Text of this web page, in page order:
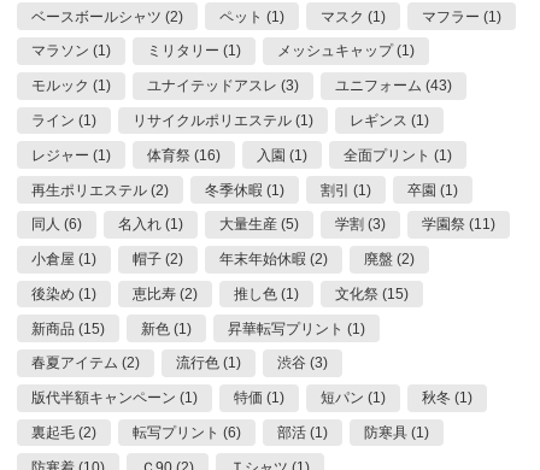
ベースボールシャツ (2) ペット (1) マスク (1) マフラー (1)
マラソン (1) ミリタリー (1) メッシュキャップ (1)
モルック (1) ユナイテッドアスレ (3) ユニフォーム (43)
ライン (1) リサイクルポリエステル (1) レギンス (1)
レジャー (1) 体育祭 (16) 入園 (1) 全面プリント (1)
再生ポリエステル (2) 冬季休暇 (1) 割引 (1) 卒園 (1)
同人 (6) 名入れ (1) 大量生産 (5) 学割 (3) 学園祭 (11)
小倉屋 (1) 帽子 (2) 年末年始休暇 (2) 廃盤 (2)
後染め (1) 恵比寿 (2) 推し色 (1) 文化祭 (15)
新商品 (15) 新色 (1) 昇華転写プリント (1)
春夏アイテム (2) 流行色 (1) 渋谷 (3)
版代半額キャンペーン (1) 特価 (1) 短パン (1) 秋冬 (1)
裏起毛 (2) 転写プリント (6) 部活 (1) 防寒具 (1)